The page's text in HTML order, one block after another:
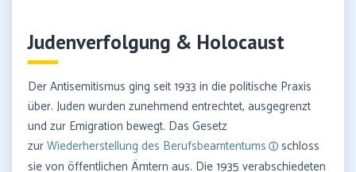
Judenverfolgung & Holocaust
Der Antisemitismus ging seit 1933 in die politische Praxis
über. Juden wurden zunehmend entrechtet, ausgegrenzt
und zur Emigration bewegt. Das Gesetz
zurWiederherstellung des Berufsbeamtentums
schloss
sie von öffentlichen Ämtern aus. Die 1935 verabschiedeten